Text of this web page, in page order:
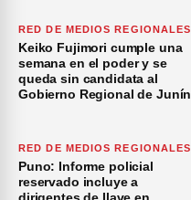
RED DE MEDIOS REGIONALES
Keiko Fujimori cumple una
semana en el poder y se
queda sin candidata al
Gobierno Regional de Junín
RED DE MEDIOS REGIONALES
Puno: Informe policial
reservado incluye a